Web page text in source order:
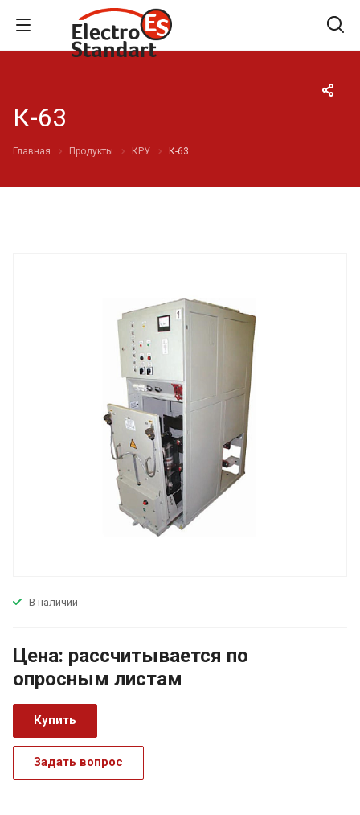
К-63
Главная Продукты КРУ К-63
В наличии
Цена: рассчитывается по
опросным листам
Купить
Задать вопрос